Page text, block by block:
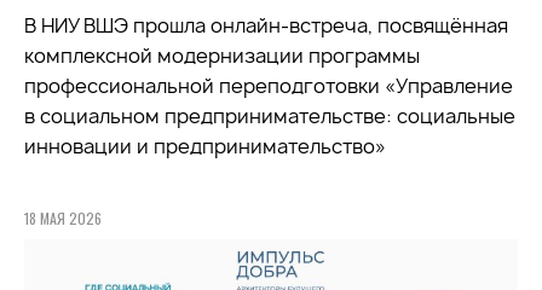
В НИУ ВШЭ прошла онлайн-встреча, посвящённая
комплексной модернизации программы
профессиональной переподготовки «Управление
в социальном предпринимательстве: социальные
инновации и предпринимательство»
18 МАЯ 2026